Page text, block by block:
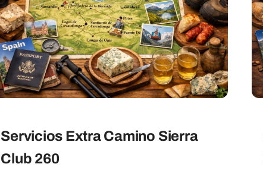
Servicios Extra Camino Sierra
Club 260